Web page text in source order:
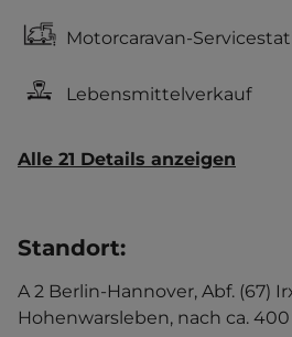
Motorcaravan-
Lebensmittelverkauf
Alle 21 Details anzeigen
Standort:
A 2 Berlin-Hannover, Abf. (67)
Hohenwarsleben, nach ca.